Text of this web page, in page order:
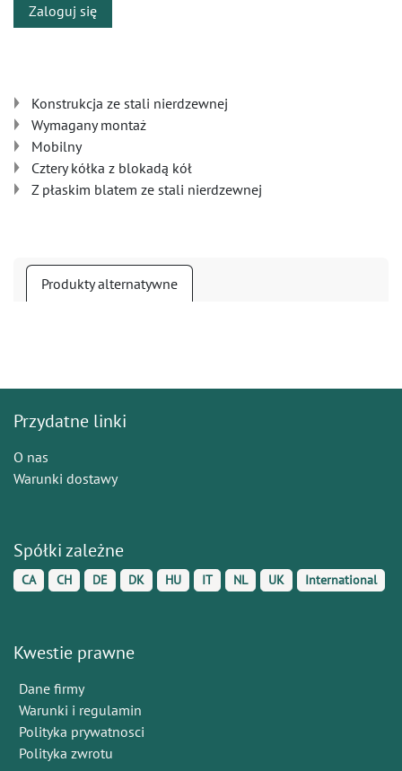
Zaloguj się
Konstrukcja ze stali nierdzewnej
Wymagany montaż
Mobilny
Cztery kółka z blokadą kół
Z płaskim blatem ze stali nierdzewnej
Produkty alternatywne
Przydatne linki
O nas
Warunki dostawy
Spółki zależne
CA CH DE DK HU IT NL UK International
Kwestie prawne
Dane firmy
Warunki i regulamin
Polityka prywatnosci
Polityka zwrotu